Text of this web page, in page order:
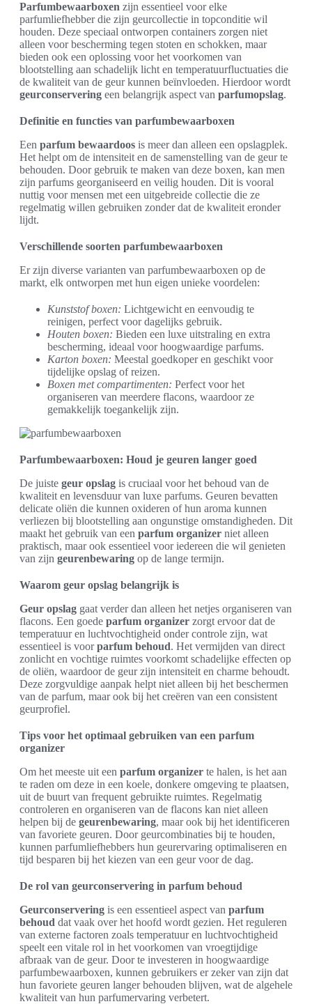
Parfumbewaarboxen zijn essentieel voor elke
parfumliefhebber die zijn geurcollectie in topconditie wil
houden. Deze speciaal ontworpen containers zorgen niet
alleen voor bescherming tegen stoten en schokken, maar
bieden ook een oplossing voor het voorkomen van
blootstelling aan schadelijk licht en temperatuurfluctuaties die
de kwaliteit van de geur kunnen beïnvloeden. Hierdoor wordt
geurconservering een belangrijk aspect van parfumopslag.
Definitie en functies van parfumbewaarboxen
Een parfum bewaardoos is meer dan alleen een opslagplek.
Het helpt om de intensiteit en de samenstelling van de geur te
behouden. Door gebruik te maken van deze boxen, kan men
zijn parfums georganiseerd en veilig houden. Dit is vooral
nuttig voor mensen met een uitgebreide collectie die ze
regelmatig willen gebruiken zonder dat de kwaliteit eronder
lijdt.
Verschillende soorten parfumbewaarboxen
Er zijn diverse varianten van parfumbewaarboxen op de
markt, elk ontworpen met hun eigen unieke voordelen:
Kunststof boxen: Lichtgewicht en eenvoudig te
reinigen, perfect voor dagelijks gebruik.
Houten boxen: Bieden een luxe uitstraling en extra
bescherming, ideaal voor hoogwaardige parfums.
Karton boxen: Meestal goedkoper en geschikt voor
tijdelijke opslag of reizen.
Boxen met compartimenten: Perfect voor het
organiseren van meerdere flacons, waardoor ze
gemakkelijk toegankelijk zijn.
Parfumbewaarboxen: Houd je geuren langer goed
De juiste geur opslag is cruciaal voor het behoud van de
kwaliteit en levensduur van luxe parfums. Geuren bevatten
delicate oliën die kunnen oxideren of hun aroma kunnen
verliezen bij blootstelling aan ongunstige omstandigheden. Dit
maakt het gebruik van een parfum organizer niet alleen
praktisch, maar ook essentieel voor iedereen die wil genieten
van zijn geurenbewaring op de lange termijn.
Waarom geur opslag belangrijk is
Geur opslag gaat verder dan alleen het netjes organiseren van
flacons. Een goede parfum organizer zorgt ervoor dat de
temperatuur en luchtvochtigheid onder controle zijn, wat
essentieel is voorparfum behoud. Het vermijden van direct
zonlicht en vochtige ruimtes voorkomt schadelijke effecten op
de oliën, waardoor de geur zijn intensiteit en charme behoudt.
Deze zorgvuldige aanpak helpt niet alleen bij het beschermen
van de parfum, maar ook bij het creëren van een consistent
geurprofiel.
Tips voor het optimaal gebruiken van een parfum
organizer
Om het meeste uit een parfum organizer te halen, is het aan
te raden om deze in een koele, donkere omgeving te plaatsen,
uit de buurt van frequent gebruikte ruimtes. Regelmatig
controleren en organiseren van de flacons kan niet alleen
helpen bij de geurenbewaring, maar ook bij het identificeren
van favoriete geuren. Door geurcombinaties bij te houden,
kunnen parfumliefhebbers hun geurervaring optimaliseren en
tijd besparen bij het kiezen van een geur voor de dag.
De rol van geurconservering in parfum behoud
Geurconservering is een essentieel aspect van parfum
behoud dat vaak over het hoofd wordt gezien. Het reguleren
van externe factoren zoals temperatuur en luchtvochtigheid
speelt een vitale rol in het voorkomen van vroegtijdige
afbraak van de geur. Door te investeren in hoogwaardige
parfumbewaarboxen, kunnen gebruikers er zeker van zijn dat
hun favoriete geuren langer behouden blijven, wat de algehele
kwaliteit van hun parfumervaring verbetert.